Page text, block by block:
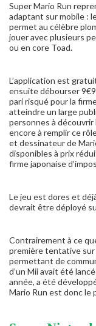
Super Mario Run
adaptant sur mobile :
permet au célèbre
jouer avec plusieurs
ou en core Toad.
L’application est
ensuite débourser
pari risqué pour la
atteindre un large
personnes à découvrir
encore à remplir ce
et dessinateur de
disponibles à prix
firme japonaise
Le jeu est dores et
devrait être déployé
Contrairement à ce
première tentative sur
permettant de
d’un Mii avait été
année, a été
Mario Run est donc le